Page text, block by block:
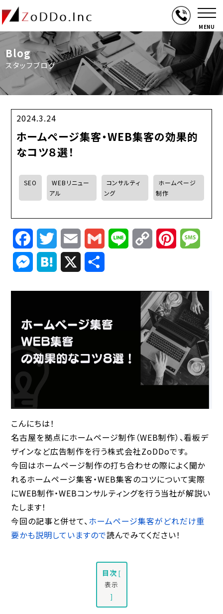
MENU
Blog
スタッフブログ
2024.3.24
ホームページ集客・WEB集客の効果的
なコツ８選！
SEO
WEBリニュー
アル
コンサルティ
ング
ホームページ
制作
FacebookTwitterEmail Gmail Line
Copy
Link
Pinterest
Messenger
Hatena
こんにちは！
名古屋を拠点にホームページ制作（WEB制作）、看板デ
ザインなど広告制作を行う株式会社ZoDDoです。
今回はホームページ制作の打ち合わせの際によく聞か
れるホームページ集客・WEB集客のコツについて実際
にWEB制作・WEBコンサルティングを行う当社が解説い
たします！
今回の記事と併せて、ホームページ集客がどれだけ重
要かも説明していますので読んでみてください！
目次 [
表示
]